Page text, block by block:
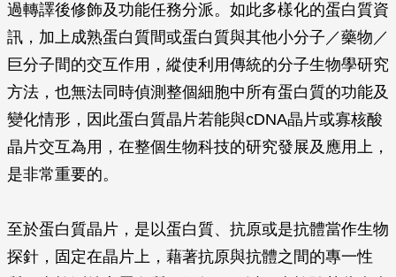
過轉譯後修飾及功能任務分派。如此多樣化的蛋白質資
訊，加上成熟蛋白質間或蛋白質與其他小分子／藥物／
巨分子間的交互作用，縱使利用傳統的分子生物學研究
方法，也無法同時偵測整個細胞中所有蛋白質的功能及
變化情形，因此蛋白質晶片若能與cDNA晶片或寡核酸
晶片交互為用，在整個生物科技的研究發展及應用上，
是非常重要的。
至於蛋白質晶片，是以蛋白質、抗原或是抗體當作生物
探針，固定在晶片上，藉著抗原與抗體之間的專一性